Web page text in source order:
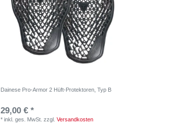
Dainese Pro-Armor 2 Hüft-Protektoren, Typ B
29,00 € *
*inkl. ges. MwSt. zzgl.Versandkosten